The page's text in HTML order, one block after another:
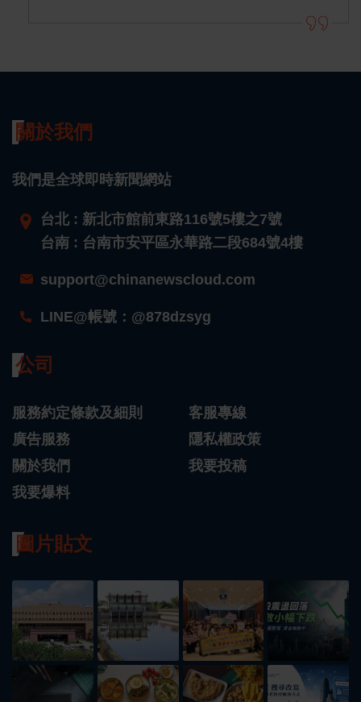
關於我們
我們是全球即時新聞網站
台北 : 新北市館前東路116號5樓之7號
台南 : 台南市安平區永華路二段684號4樓
support@chinanewscloud.com
LINE@帳號：@878dzsyg
公司
服務約定條款及細則
客服專線
廣告服務
隱私權政策
關於我們
我要投稿
我要爆料
圖片貼文